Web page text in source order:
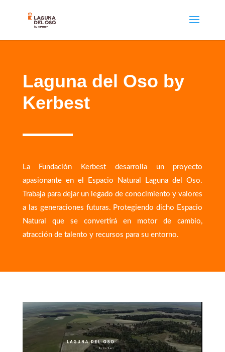
Laguna del Oso by
Kerbest
La Fundación Kerbest desarrolla un proyecto
apasionante en el Espacio Natural Laguna del Oso.
Trabaja para dejar un legado de conocimiento y valores
a las generaciones futuras. Protegiendo dicho Espacio
Natural que se convertirá en motor de cambio,
atracción de talento y recursos para su entorno.